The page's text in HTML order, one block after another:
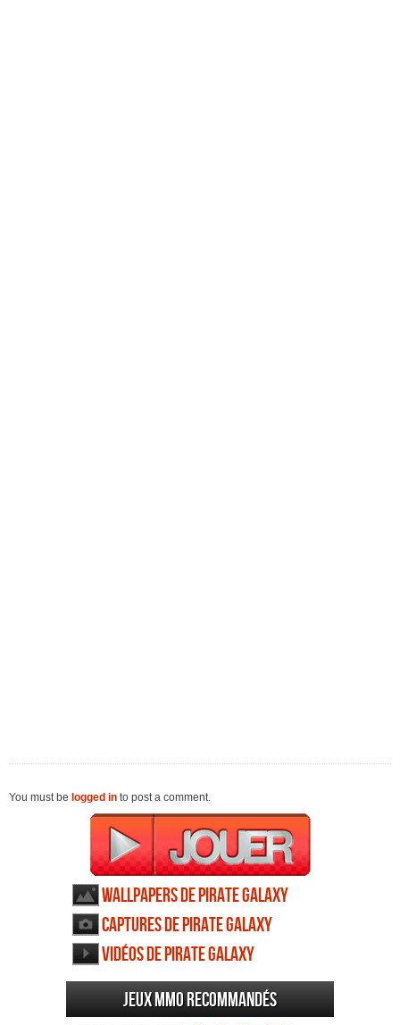
You must be logged in to post a comment.
Wallpapers de Pirate Galaxy
Captures de Pirate Galaxy
Vidéos de Pirate Galaxy
Jeux MMO recommandés